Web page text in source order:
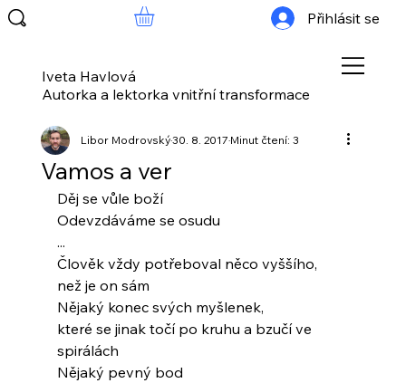
Iveta Havlová
Autorka a lektorka vnitřní transformace
Přihlásit se
Vamos a ver
Libor Modrovský30. 8. 2017Minut čtení: 3
Děj se vůle boží
Odevzdáváme se osudu
...
Člověk vždy potřeboval něco vyššího,
než je on sám
Nějaký konec svých myšlenek,
které se jinak točí po kruhu a bzučí ve
spirálách
Nějaký pevný bod